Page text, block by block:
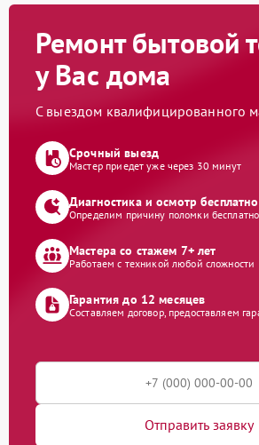
Ремонт бытовой
у Вас дома
С выездом квалифицированного
Срочный выезд
Мастер приедет уже через 30 минут
Диагностика и осмотр бесплатно
Определим причину поломки бесплатно
Мастера со стажем 7+ лет
Работаем с техникой любой сложности
Гарантия до 12 месяцев
Составляем договор, предоставляем
Отправить заявку